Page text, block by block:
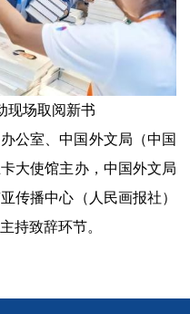
现场取阅新书
公室、中国外文局（中国
大使馆主办，中国外文局
传播中心（人民画报社）
持致辞环节。